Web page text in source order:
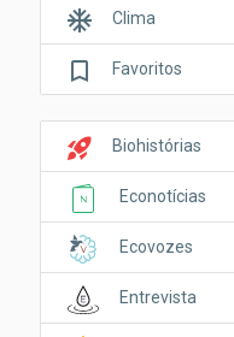
ac_unit Clima
bookmark_border Favoritos
rocket_launch Biohistórias
Econotícias
Ecovozes
Entrevista